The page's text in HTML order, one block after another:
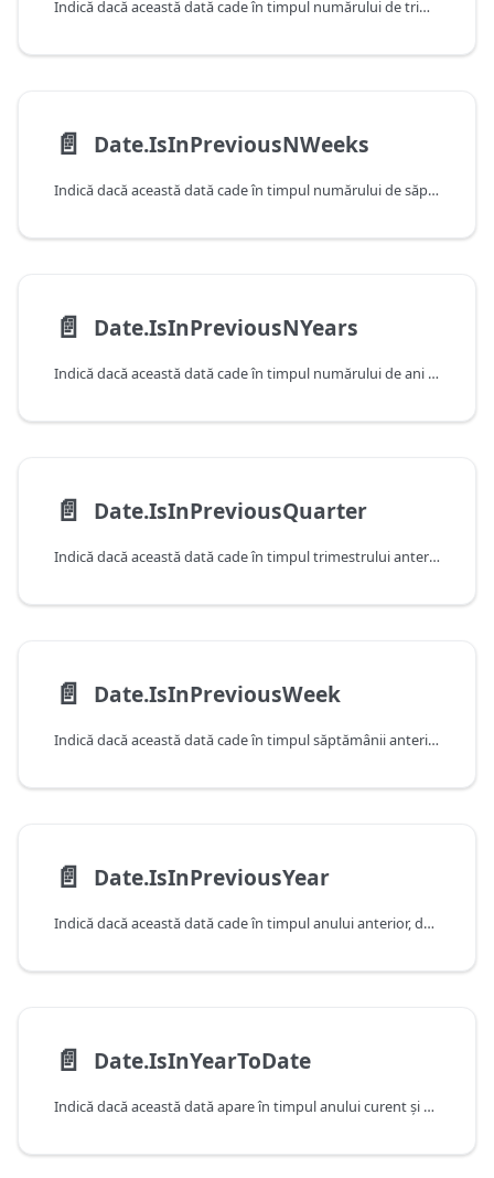
Indică dacă această dată cade în timpul numărului de trimestre anterior, după cum este determinat de data și ora curente ale sistemului. Rețineți faptul că această funcție va returna false atunci când primește o valoare care cade în trimestrul curent.
📄️ Date.IsInPreviousNWeeks
Indică dacă această dată cade în timpul numărului de săptămâni anterior, după cum este determinat de data și ora curente ale sistemului. Rețineți faptul că această funcție va returna false atunci când primește o valoare care cade în săptămâna curentă.
📄️ Date.IsInPreviousNYears
Indică dacă această dată cade în timpul numărului de ani anterior, după cum este determinat de data și ora curente ale sistemului. Rețineți faptul că această funcție va returna false atunci când primește o valoare care cade în anul curent.
📄️ Date.IsInPreviousQuarter
Indică dacă această dată cade în timpul trimestrului anterior, după cum este determinat de data și ora curente ale sistemului. Rețineți că această funcție va returna false atunci când primește o valoare care cade în trimestrul curent.
📄️ Date.IsInPreviousWeek
Indică dacă această dată cade în timpul săptămânii anterioare, după cum este determinat de data și ora curente ale sistemului. Rețineți că această funcție va returna false atunci când primește o valoare care cade în săptămâna curentă.
📄️ Date.IsInPreviousYear
Indică dacă această dată cade în timpul anului anterior, după cum este determinat de data și ora curente ale sistemului. Rețineți că această funcție va returna false atunci când primește o valoare care cade în anul curent.
📄️ Date.IsInYearToDate
Indică dacă această dată apare în timpul anului curent şi este în sau înainte de ziua curentă, după cum este determinat de data şi ora curente ale sistemului.